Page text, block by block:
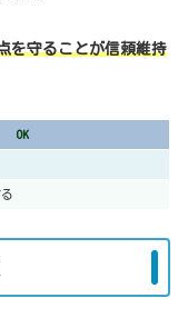
を守ることが信頼維持
OK